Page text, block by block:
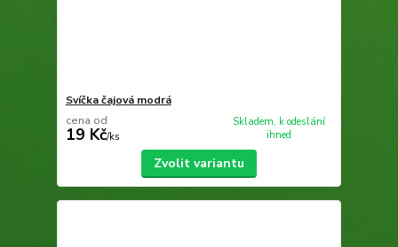
Svíčka čajová modrá
cena od
19 Kč/ks
Skladem, k odeslání
ihned
Zvolit variantu